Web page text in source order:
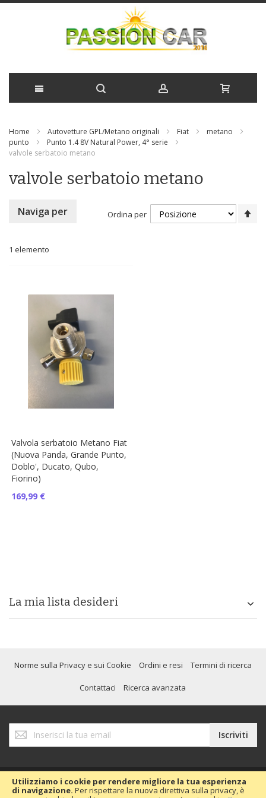
Utilizziamo i cookie per rendere migliore la tua esperienza
di navigazione. Per rispettare la nuova direttiva sulla privacy, è
contenuto
Home Autovetture GPL/Metano originali Fiat
metano
punto
Punto 1.4 8V Natural Power, 4° serie
valvole serbatoio metano
valvole serbatoio metano
1 elemento
Ordina per
Valvola serbatoio Metano Fiat
(Nuova Panda, Grande Punto,
Doblo', Ducato, Qubo,
Fiorino)
169,99 €
Naviga per
La mia lista desideri
Norme sulla Privacy e sui Cookie Ordini e resi Termini di ricerca
Contattaci Ricerca avanzata
alla
nostra
Iscriviti